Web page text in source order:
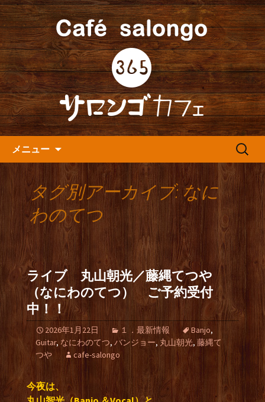
人形町の『365(サロンゴ)カフ
ェ』よりお知らせ
人形町の音楽カフェ『365カフェ』より
最新情報をお届けします。
メニュー
検
タグ別アーカイブ: なに
わのてつ
ライブ 丸山朝光／藤縄てつや
（なにわのてつ） ご予約受付
中！！
2026年1月22日 １．最新情報 Banjo,
Guitar, なにわのてつ, バンジョー, 丸山朝光, 藤縄て
つや
cafe-salongo
今夜は、